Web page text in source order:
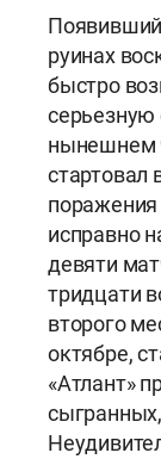
руинах
быстро
серьезную
нынешнем
стартовал
поражения
исправно
девяти
тридцати
второго
октябре,
«Атлант»